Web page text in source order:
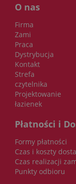
O nas
Firma
Zami
Praca
Dystrybucja
Kontakt
Strefa
czytelnika
Projektowanie
łazienek
Płatności i
Formy płatności
Czas i koszty
Czas realizacji
Punkty odbioru